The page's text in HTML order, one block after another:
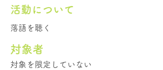
活動について
落語を聴く
​対象者
対象を限定していない